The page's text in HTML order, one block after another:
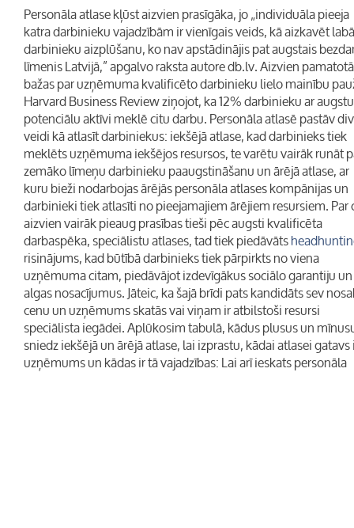
Personāla atlase kļūst aizvien prasīgāka, jo „individuāla pieeja
katra darbinieku vajadzībām ir vienīgais veids, kā aizkavēt
darbinieku aizplūšanu, ko nav apstādinājis pat augstais
līmenis Latvijā,” apgalvo raksta autore db.lv. Aizvien
bažas par uzņēmuma kvalificēto darbinieku lielo mainību
Harvard Business Review ziņojot, ka 12% darbinieku ar augstu
potenciālu aktīvi meklē citu darbu. Personāla atlasē pastāv
veidi kā atlasīt darbiniekus: iekšējā atlase, kad darbinieks tiek
meklēts uzņēmuma iekšējos resursos, te varētu vairāk runāt
zemāko līmeņu darbinieku paaugstināšanu un ārējā atlase, ar
kuru bieži nodarbojas ārējās personāla atlases kompānijas un
darbinieki tiek atlasīti no pieejamajiem ārējiem resursiem. Par
aizvien vairāk pieaug prasības tieši pēc augsti kvalificēta
darbaspēka, speciālistu atlases, tad tiek piedāvāts
risinājums, kad būtībā darbinieks tiek pārpirkts no viena
uzņēmuma citam, piedāvājot izdevīgākus sociālo garantiju un
algas nosacījumus. Jāteic, ka šajā brīdi pats kandidāts sev
cenu un uzņēmums skatās vai viņam ir atbilstoši resursi
speciālista iegādei. Aplūkosim tabulā, kādus plusus un
sniedz iekšējā un ārējā atlase, lai izprastu, kādai atlasei
uzņēmums un kādas ir tā vajadzības:Lai arī ieskats personāla